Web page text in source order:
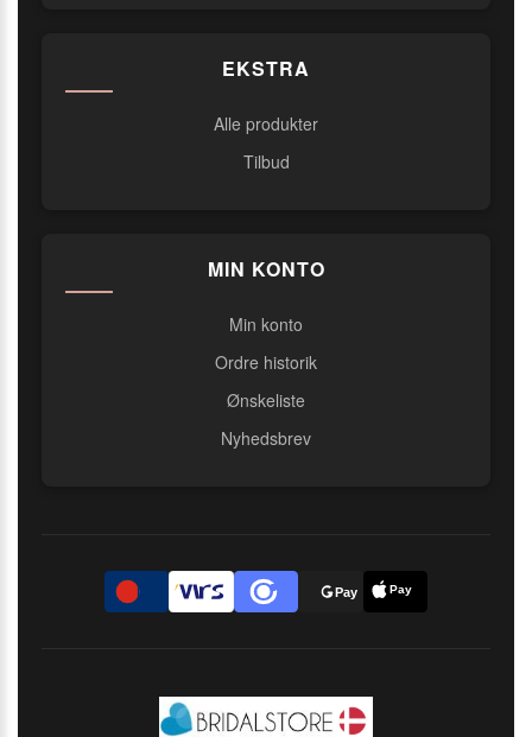
EKSTRA
Alle produkter
Tilbud
MIN KONTO
Min konto
Ordre historik
Ønskeliste
Nyhedsbrev
D Pay Pay